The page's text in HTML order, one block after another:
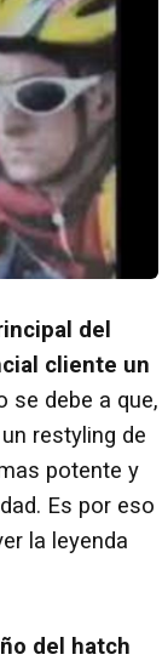
del
cliente un
se debe a que,
restyling de
potente y
Es por eso
la leyenda
del hatch